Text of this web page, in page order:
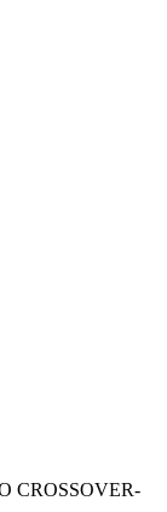
CROSSOVER-